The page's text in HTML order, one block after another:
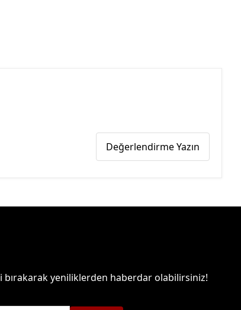
Değerlendirme Yazın
bırakarak yeniliklerden haberdar olabilirsiniz!